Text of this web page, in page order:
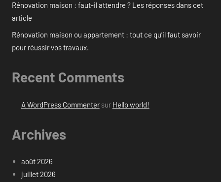
Rénovation maison : faut-il attendre ? Les réponses dans cet
article
Rénovation maison ou appartement : tout ce qu’il faut savoir
pour réussir vos travaux.
Recent Comments
A WordPress Commentersur Hello world!
Archives
août 2026
juillet 2026